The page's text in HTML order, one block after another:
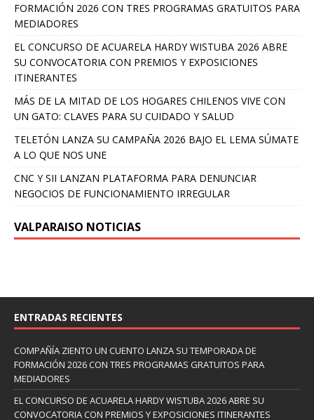
FORMACIÓN 2026 CON TRES PROGRAMAS GRATUITOS PARA
MEDIADORES
EL CONCURSO DE ACUARELA HARDY WISTUBA 2026 ABRE
SU CONVOCATORIA CON PREMIOS Y EXPOSICIONES
ITINERANTES
MÁS DE LA MITAD DE LOS HOGARES CHILENOS VIVE CON
UN GATO: CLAVES PARA SU CUIDADO Y SALUD
TELETÓN LANZA SU CAMPAÑA 2026 BAJO EL LEMA SÚMATE
A LO QUE NOS UNE
CNC Y SII LANZAN PLATAFORMA PARA DENUNCIAR
NEGOCIOS DE FUNCIONAMIENTO IRREGULAR
VALPARAISO NOTICIAS
ENTRADAS RECIENTES
COMPAÑÍA ZIENTO UN CUENTO LANZA SU TEMPORADA DE
FORMACIÓN 2026 CON TRES PROGRAMAS GRATUITOS PARA
MEDIADORES
EL CONCURSO DE ACUARELA HARDY WISTUBA 2026 ABRE SU
CONVOCATORIA CON PREMIOS Y EXPOSICIONES ITINERANTES